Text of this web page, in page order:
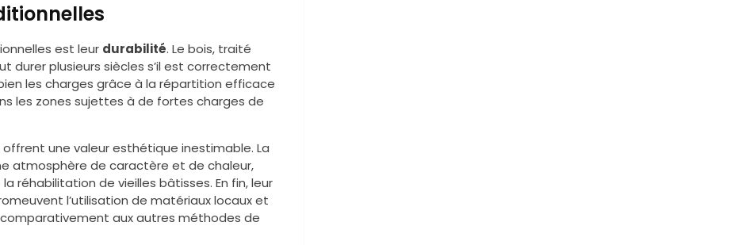
est leur durabilité. Le bois, traité
durer plusieurs siècles s’il est correctement
les charges grâce à la répartition efficace
les zones sujettes à de fortes charges de
une valeur esthétique inestimable. La
atmosphère de caractère et de chaleur,
réhabilitation de vieilles bâtisses. En fin, leur
l’utilisation de matériaux locaux et
aux autres méthodes de